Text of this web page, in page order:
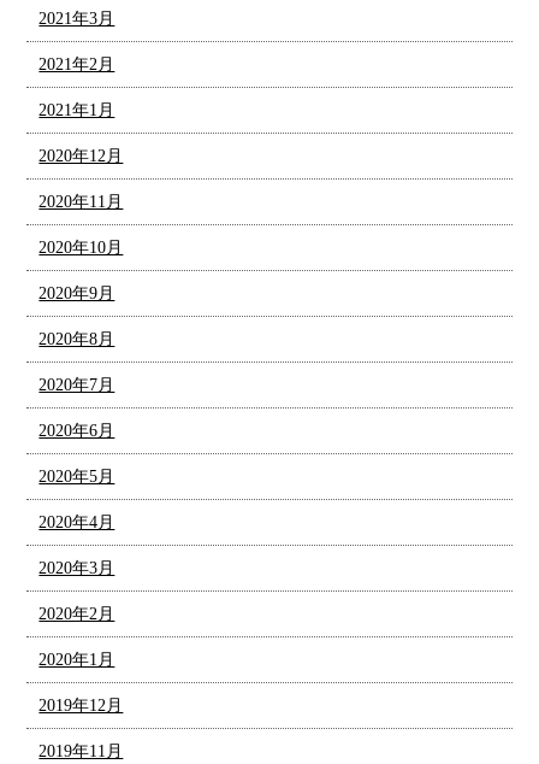
2021年3月
2021年2月
2021年1月
2020年12月
2020年11月
2020年10月
2020年9月
2020年8月
2020年7月
2020年6月
2020年5月
2020年4月
2020年3月
2020年2月
2020年1月
2019年12月
2019年11月